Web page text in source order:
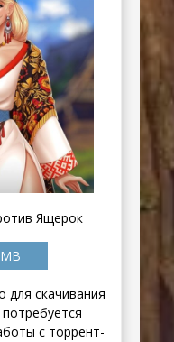
Ящерок
для скачивания
с торрент-